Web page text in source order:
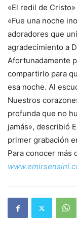
«El redil de
«Fue una noche
adoradores que
agradecimiento a
Afortunadamente
compartirlo para
esa noche. Al
Nuestros
profunda que no
jamás», describió
primer grabación
Para conocer más